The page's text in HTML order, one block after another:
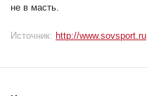
не в масть.
Источник: http://www.sovsport.ru